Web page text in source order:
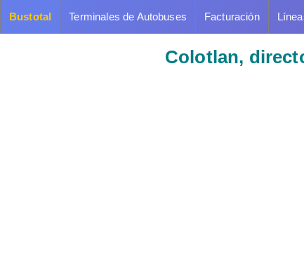
Bustotal Terminales de Autobuses Facturación
Colotlan,